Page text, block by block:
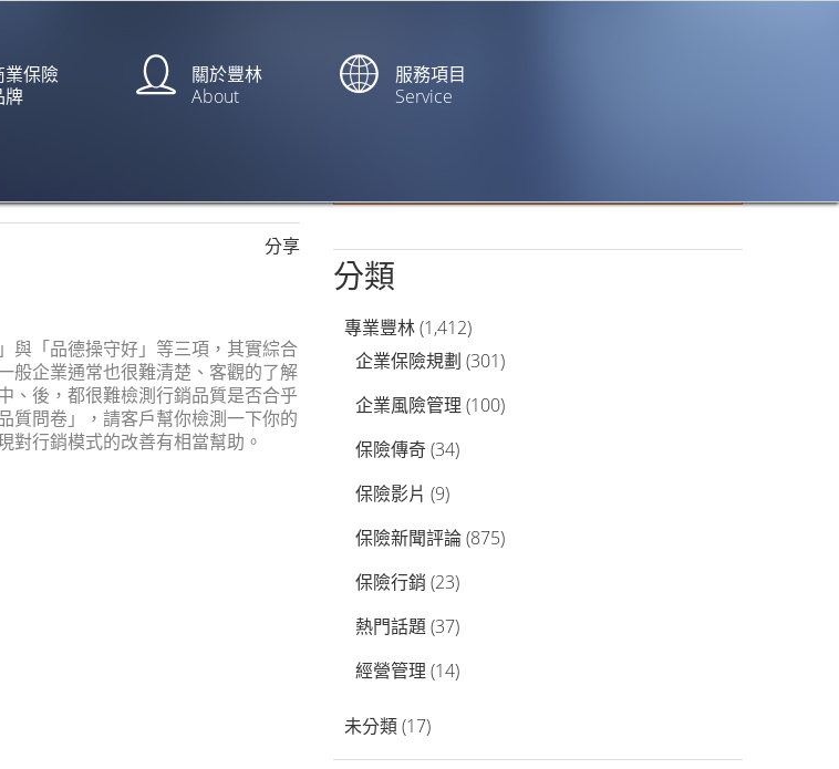
業保險
牌
關於豐林
About
服務項目
Service
分享
與「品德操守好」等三項，其實綜合
般企業通常也很難清楚、客觀的了解
、後，都很難檢測行銷品質是否合乎
質問卷」，請客戶幫你檢測一下你的
對行銷模式的改善有相當幫助。
分類
專業豐林(1,412)
企業保險規劃 (301)
企業風險管理 (100)
保險傳奇(34)
保險影片 (9)
保險新聞評論(875)
保險行銷 (23)
熱門話題(37)
經營管理 (14)
未分類(17)